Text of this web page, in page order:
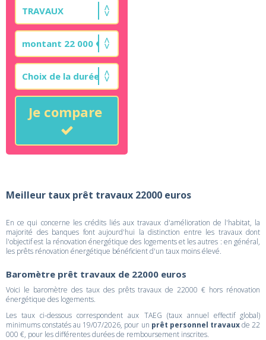
Je compare
Meilleur taux prêt travaux 22000 euros
En ce qui concerne les crédits liés aux travaux d'amélioration de l'habitat, la
majorité des banques font aujourd'hui la distinction entre les travaux dont
l'objectif est la rénovation énergétique des logements et les autres : en général,
les prêts rénovation énergétique bénéficient d'un taux moins élevé.
Baromètre prêt travaux de 22000 euros
Voici le baromètre des taux des prêts travaux de 22000 € hors rénovation
énergétique des logements.
Les taux ci-dessous correspondent aux TAEG (taux annuel effectif global)
minimums constatés au 19/07/2026, pour un prêt personnel travauxde 22
000 €, pour les différentes durées de remboursement inscrites.